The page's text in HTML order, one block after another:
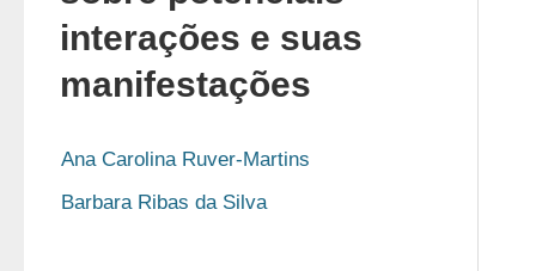
interações e suas
manifestações
Ana Carolina Ruver-Martins
Barbara Ribas da Silva